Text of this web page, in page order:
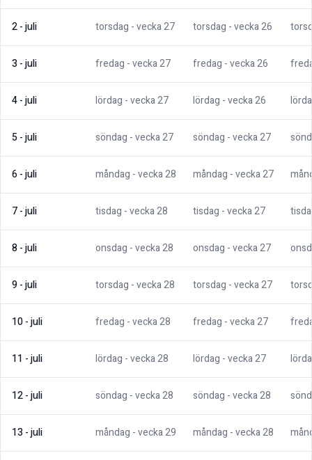
2-juli torsdag - vecka27 torsdag - vecka26
3 -juli fredag - vecka27 fredag - vecka26
4-juli lördag - vecka27 lördag - vecka26
5-juli söndag - vecka27 söndag - vecka27
6-juli måndag - vecka28 måndag - vecka27
7-juli tisdag - vecka28 tisdag - vecka27
8-juli onsdag - vecka28 onsdag - vecka27
9-juli torsdag - vecka28 torsdag - vecka27
10-juli fredag - vecka28 fredag - vecka27
11 -juli lördag - vecka28 lördag - vecka27
12-juli söndag - vecka28 söndag - vecka28
13 -juli måndag - vecka29 måndag - vecka28